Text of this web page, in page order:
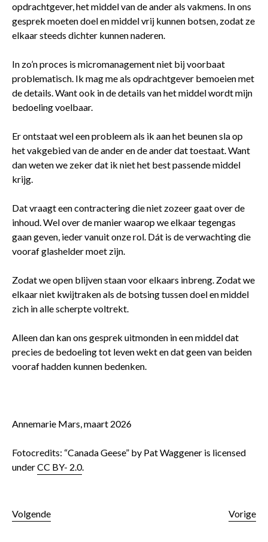
opdrachtgever, het middel van de ander als vakmens. In ons
gesprek moeten doel en middel vrij kunnen botsen, zodat ze
elkaar steeds dichter kunnen naderen.
In zo’n proces is micromanagement niet bij voorbaat
problematisch. Ik mag me als opdrachtgever bemoeien met
de details. Want ook in de details van het middel wordt mijn
bedoeling voelbaar.
Er ontstaat wel een probleem als ik aan het beunen sla op
het vakgebied van de ander en de ander dat toestaat. Want
dan weten we zeker dat ik niet het best passende middel
krijg.
Dat vraagt een contractering die niet zozeer gaat over de
inhoud. Wel over de manier waarop we elkaar tegengas
gaan geven, ieder vanuit onze rol. Dát is de verwachting die
vooraf glashelder moet zijn.
Zodat we open blijven staan voor elkaars inbreng. Zodat we
elkaar niet kwijtraken als de botsing tussen doel en middel
zich in alle scherpte voltrekt.
Alleen dan kan ons gesprek uitmonden in een middel dat
precies de bedoeling tot leven wekt en dat geen van beiden
vooraf hadden kunnen bedenken.
Annemarie Mars, maart 2026
Fotocredits: “Canada Geese” by Pat Waggener is licensed
underCC BY- 2.0.
Volgende Vorige